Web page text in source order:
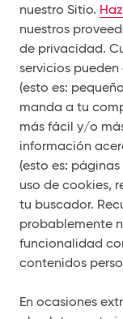
nuestro Sitio.
nuestros
de privacidad.
servicios
(esto es:
manda a tu
más fácil y/o
información
(esto es:
uso de cookies,
tu buscador.
probablemente
funcionalidad
contenidos
En ocasiones